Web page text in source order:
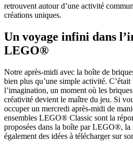
retrouvent autour d’une activité
créations uniques.
Un voyage infini dans
LEGO®
Notre après-midi avec la boîte de
bien plus qu’une simple activité.
l’imagination, un moment où les
créativité devient le maître du jeu. Si
occuper un mercredi après-midi de
ensembles LEGO® Classic sont la
proposées dans la boîte par LEGO®, la
également des idées à télécharger sur